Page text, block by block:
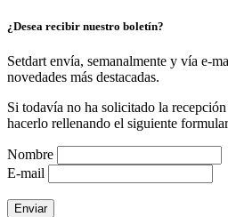
¿Desea recibir nuestro boletín?
Setdart envía, semanalmente y vía e-
novedades más destacadas.
Si todavía no ha solicitado la
hacerlo rellenando el siguiente
Nombre
E-mail